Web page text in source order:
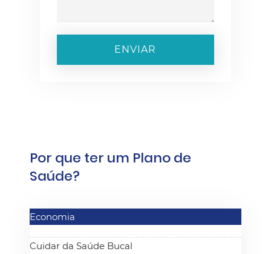
ENVIAR
Por que ter um Plano de
Saúde?
Economia
Cuidar da Saúde Bucal